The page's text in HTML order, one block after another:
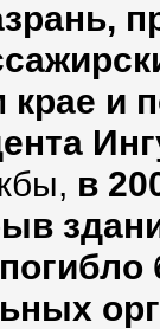
крае и
в